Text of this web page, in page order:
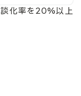
化率を20%以上